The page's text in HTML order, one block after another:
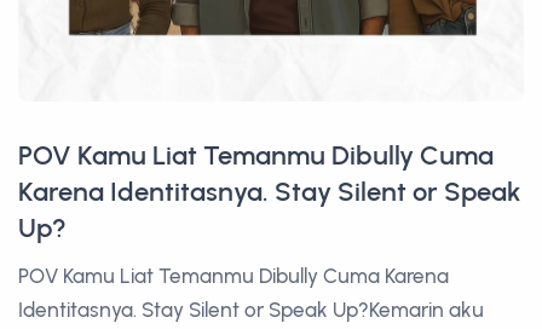
POV Kamu Liat Temanmu Dibully Cuma
Karena Identitasnya. Stay Silent or Speak
Up?
POV Kamu Liat Temanmu Dibully Cuma Karena
Identitasnya. Stay Silent or Speak Up?Kemarin aku